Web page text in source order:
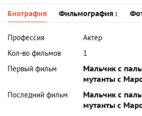
Биография Фильмография 1
Профессия
Актер
Кол-во фильмов
1
Первый фильм
Мальчик с
мутанты с
Последний фильм
Мальчик с
мутанты с